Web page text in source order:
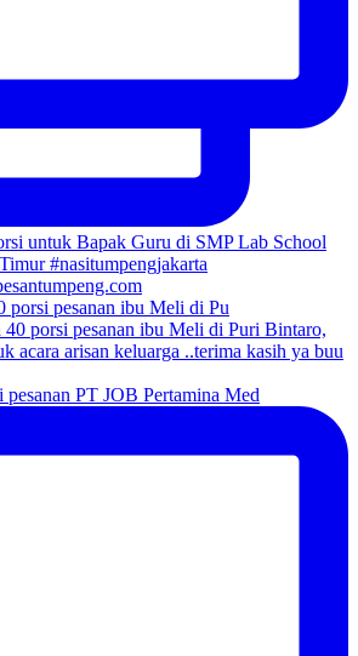
porsi pesanan ibu Meli di Pu
PT JOB Pertamina Med